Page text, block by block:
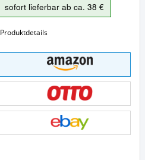
sofort lieferbar ab ca. 38 €
Produktdetails